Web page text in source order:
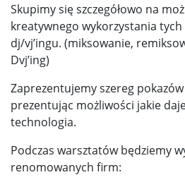
Skupimy się szczegółowo na
kreatywnego wykorzystania
dj/vj’ingu. (miksowanie,
Dvj’ing)
Zaprezentujemy szereg pokazów
prezentując możliwości jakie
technologia.
Podczas warsztatów będziemy
renomowanych firm: